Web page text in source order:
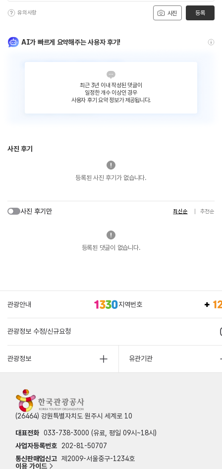
사진
유의사항 등록
AI가 빠르게 요약해주는 사용자 후기!
최근 3년 이내 작성된 댓글이
일정한 개수 이상인 경우
사용자 후기 요약 정보가 제공됩니다.
사진 후기
등록된 사진 후기가 없습니다.
사진 후기만 최신순 추천순
등록된 댓글이 없습니다.
관광안내 지역번호
관광정보 수정/신규요청
관광정보 유관기관
(26464) 강원특별자치도 원주시 세계로 10
대표전화 033-738-3000 (유료, 평일 09시~18시)
사업자등록번호
202-81-50707
통신판매업신고 제2009-서울중구-1234호
이용 가이드